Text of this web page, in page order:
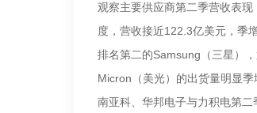
观察主要供应商第二季营收表
度，营收接近122.3亿美元，季
排名第二的Samsung（三星）
Micron（美光）的出货量明显
南亚科、华邦电子与力积电第